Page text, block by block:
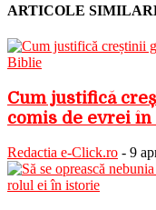
ARTICOLE
Cum justifică
comis de evrei
Redactia e-Click.ro - 9